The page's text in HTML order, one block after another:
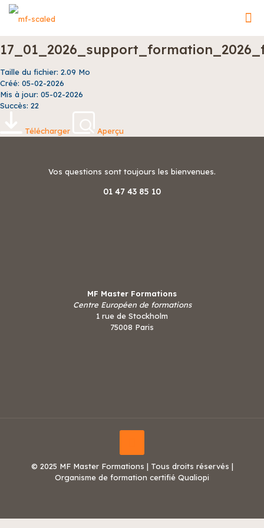
Taille du fichier: 2.09 Mo
Créé: 05-02-2026
Mis à jour: 05-02-2026
Succès: 22
Télécharger Aperçu
Vos questions sont toujours les bienvenues.
01 47 43 85 10
MF Master Formations
Centre Européen de formations
1 rue de Stockholm
75008 Paris
© 2025 MF Master Formations | Tous droits réservés |
Organisme de formation certifié Qualiopi